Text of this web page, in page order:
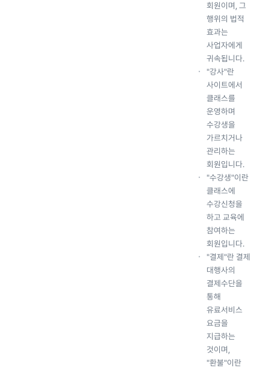
회원이며, 그
행위의 법적
효과는
사업자에게
귀속됩니다.
"강사"란
사이트에서
클래스를
운영하며
수강생을
가르치거나
관리하는
회원입니다.
"수강생"이란
클래스에
수강신청을
하고 교육에
참여하는
회원입니다.
"결제"란 결제
대행사의
결제수단을
통해
유료서비스
요금을
지급하는
것이며,
"환불"이란